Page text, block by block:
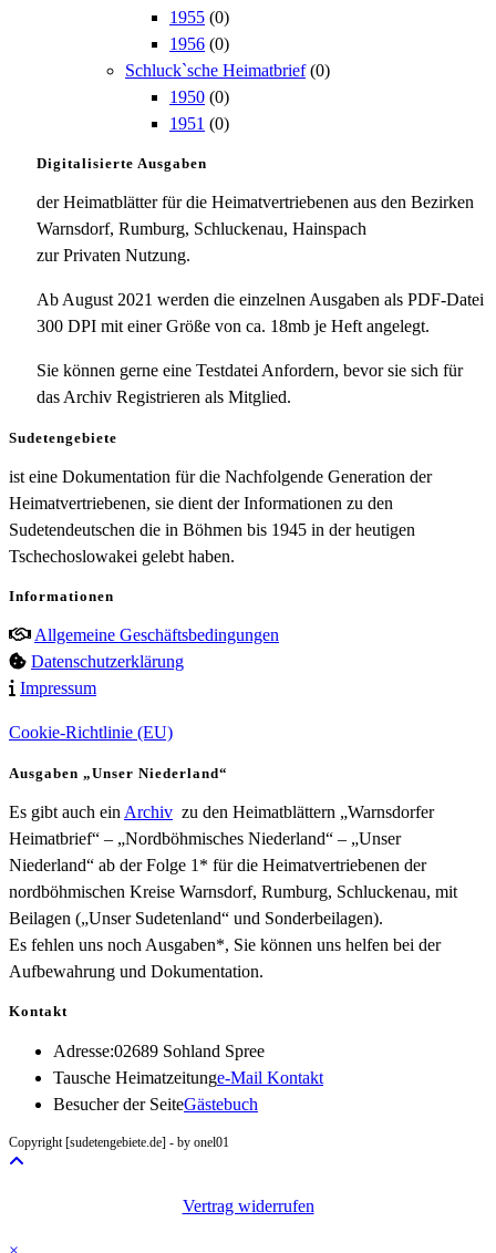
1955 (0)
1956 (0)
Schluck`sche Heimatbrief (0)
1950 (0)
1951 (0)
Digitalisierte Ausgaben
der Heimatblätter für die Heimatvertriebenen aus den Bezirken
Warnsdorf, Rumburg, Schluckenau, Hainspach
zur Privaten Nutzung.
Ab August 2021 werden die einzelnen Ausgaben als PDF-Datei
300 DPI mit einer Größe von ca. 18mb je Heft angelegt.
Sie können gerne eine Testdatei Anfordern, bevor sie sich für
das Archiv Registrieren als Mitglied.
Sudetengebiete
ist eine Dokumentation für die Nachfolgende Generation der
Heimatvertriebenen, sie dient der Informationen zu den
Sudetendeutschen die in Böhmen bis 1945 in der heutigen
Tschechoslowakei gelebt haben.
Informationen
Allgemeine Geschäftsbedingungen
Datenschutzerklärung
Impressum
Cookie-Richtlinie (EU)
Ausgaben „Unser Niederland“
Es gibt auch ein Archiv zu den Heimatblättern „Warnsdorfer
Heimatbrief“ – „Nordböhmisches Niederland“ – „Unser
Niederland“ ab der Folge 1* für die Heimatvertriebenen der
nordböhmischen Kreise Warnsdorf, Rumburg, Schluckenau, mit
Beilagen („Unser Sudetenland“ und Sonderbeilagen).
Es fehlen uns noch Ausgaben*, Sie können uns helfen bei der
Aufbewahrung und Dokumentation.
Kontakt
Adresse:02689 Sohland Spree
Tausche Heimatzeitunge-Mail KontaktOpens
Besucher der SeiteGästebuch
Copyright [sudetengebiete.de] - by onel01
Vertrag widerrufen